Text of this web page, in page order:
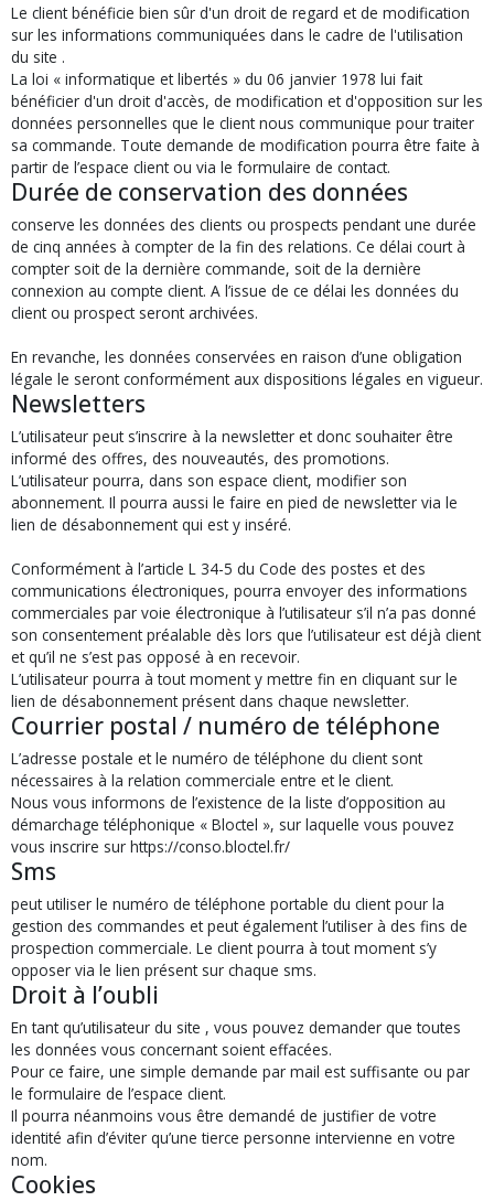
Le client bénéficie bien sûr d'un droit de regard et de modification
sur les informations communiquées dans le cadre de l'utilisation
du site .
La loi « informatique et libertés » du 06 janvier 1978 lui fait
bénéficier d'un droit d'accès, de modification et d'opposition sur les
données personnelles que le client nous communique pour traiter
sa commande. Toute demande de modification pourra être faite à
partir de l’espace client ou via le formulaire de contact.
Durée de conservation des données
conserve les données des clients ou prospects pendant une durée
de cinq années à compter de la fin des relations. Ce délai court à
compter soit de la dernière commande, soit de la dernière
connexion au compte client. A l’issue de ce délai les données du
client ou prospect seront archivées.
En revanche, les données conservées en raison d’une obligation
légale le seront conformément aux dispositions légales en vigueur.
Newsletters
L’utilisateur peut s’inscrire à la newsletter et donc souhaiter être
informé des offres, des nouveautés, des promotions.
L’utilisateur pourra, dans son espace client, modifier son
abonnement. Il pourra aussi le faire en pied de newsletter via le
lien de désabonnement qui est y inséré.
Conformément à l’article L 34-5 du Code des postes et des
communications électroniques, pourra envoyer des informations
commerciales par voie électronique à l’utilisateur s’il n’a pas donné
son consentement préalable dès lors que l’utilisateur est déjà client
et qu’il ne s’est pas opposé à en recevoir.
L’utilisateur pourra à tout moment y mettre fin en cliquant sur le
lien de désabonnement présent dans chaque newsletter.
Courrier postal / numéro de téléphone
L’adresse postale et le numéro de téléphone du client sont
nécessaires à la relation commerciale entre et le client.
Nous vous informons de l’existence de la liste d’opposition au
démarchage téléphonique « Bloctel », sur laquelle vous pouvez
vous inscrire sur https://conso.bloctel.fr/
Sms
peut utiliser le numéro de téléphone portable du client pour la
gestion des commandes et peut également l’utiliser à des fins de
prospection commerciale. Le client pourra à tout moment s’y
opposer via le lien présent sur chaque sms.
Droit à l’oubli
En tant qu’utilisateur du site , vous pouvez demander que toutes
les données vous concernant soient effacées.
Pour ce faire, une simple demande par mail est suffisante ou par
le formulaire de l’espace client.
Il pourra néanmoins vous être demandé de justifier de votre
identité afin d’éviter qu’une tierce personne intervienne en votre
nom.
Cookies